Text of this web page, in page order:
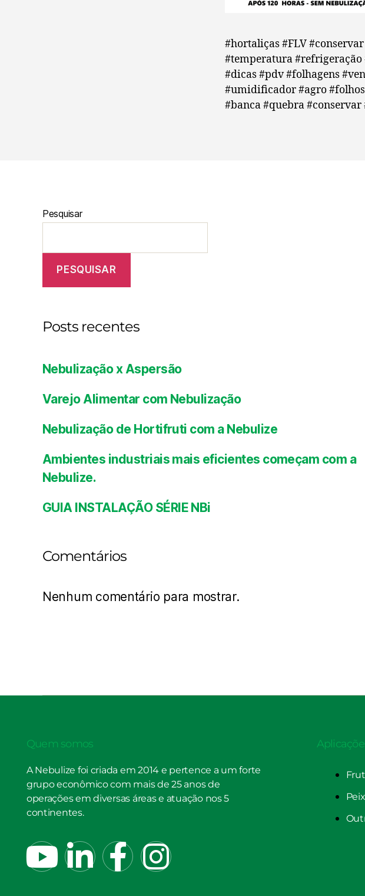
#hortaliças #FLV
#temperatura
#dicas #pdv #folhagens
#umidificador #agro
#banca #quebra
Pesquisar
PESQUISAR
Posts recentes
Nebulização x Aspersão
Varejo Alimentar com Nebulização
Nebulização de Hortifruti com a Nebulize
Ambientes industriais mais eficientes começam com a
Nebulize.
GUIA INSTALAÇÃO SÉRIE NBi
Comentários
Nenhum comentário para mostrar.
Quem somos
A Nebulize foi criada em 2014 e pertence a um forte
grupo econômico com mais de 25 anos de
operações em diversas áreas e atuação nos 5
continentes.